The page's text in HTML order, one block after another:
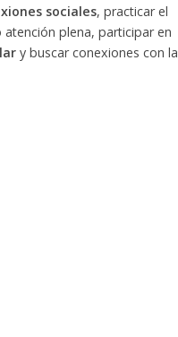
sociales, practicar el
plena, participar en
y buscar conexiones con la